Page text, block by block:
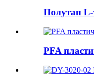
Полутап L-
PFA